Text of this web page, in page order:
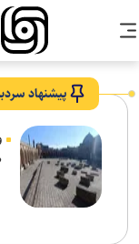
پیشنهاد